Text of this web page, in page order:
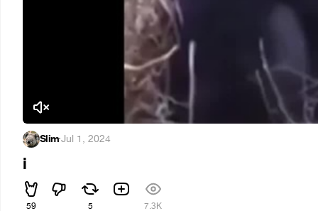
Slim·Jul 1, 2024
i
59 5 7.3K